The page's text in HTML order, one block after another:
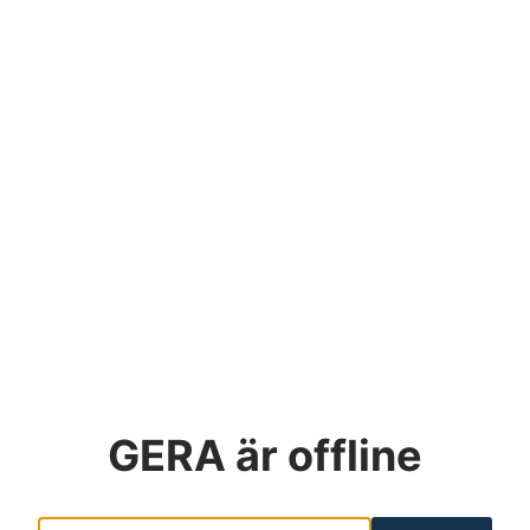
GERA är offline